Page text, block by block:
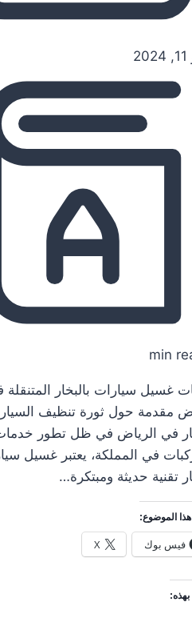
غسيل سيارات بالبخار المتنقلة
مقدمة حول ثورة تنظيف
في الرياض في ظل تطور خدمات
في المملكة، يعتبر غسيل
تقنية حديثة ومبتكرة…
الموضوع:
فيس بوك X